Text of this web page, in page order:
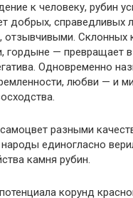
к человеку, рубин
добрых,
отзывчивыми. Склонных
гордыне — превращает в
Одновременно
любви — и
разными
единогласно
камня рубин.
корунд